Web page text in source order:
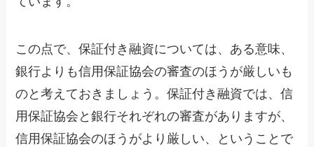
この点で、保証付き融資については、ある意味、
銀行よりも信用保証協会の審査のほうが厳しいも
のと考えておきましょう。保証付き融資では、信
用保証協会と銀行それぞれの審査がありますが、
信用保証協会のほうがより厳しい、ということで